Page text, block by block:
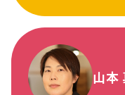
山本